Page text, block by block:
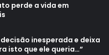
perde a vida em
inesperada e deixa
isto que ele queria…”